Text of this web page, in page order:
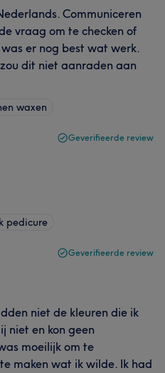
Communiceren
vraag om te checken of
er nog best wat werk.
dit niet aanraden aan
waxen
Geverifieerde review
pedicure
Geverifieerde review
niet de kleuren die ik
niet en kon geen
moeilijk om te
maken wat ik wilde. Ik had